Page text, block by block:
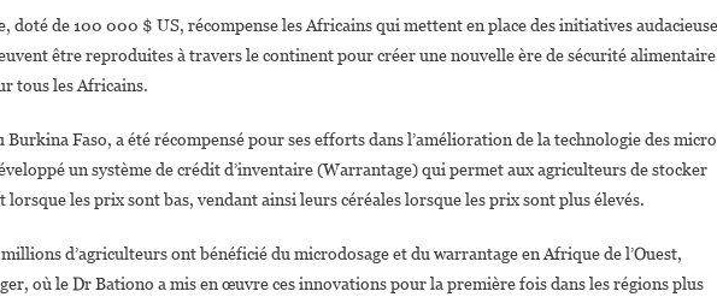
Et
Le
Nakalembe
Remportent
L’Africa
Prize
2020
doté de 100 000 $ US, récompense les Africains qui mettent en place des initiatives
être reproduites à travers le continent pour créer une nouvelle ère de sécurité alimentaire
tous les Africains.
Faso, a été récompensé pour ses efforts dans l’amélioration de la technologie des
un système de crédit d’inventaire (Warrantage) qui permet aux agriculteurs de stocker
lorsque les prix sont bas, vendant ainsi leurs céréales lorsque les prix sont plus élevés.
d’agriculteurs ont bénéficié du microdosage et du warrantage en Afrique de l’Ouest,
où le Dr Bationo a mis en œuvre ces innovations pour la première fois dans les régions plus